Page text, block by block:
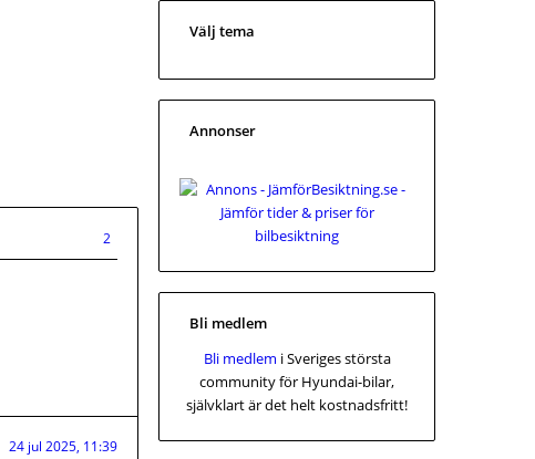
2
24 jul 2025, 11:39
Välj tema
Annonser
Bli medlem
Bli medlem i Sveriges största
community för Hyundai-bilar,
självklart är det helt kostnadsfritt!